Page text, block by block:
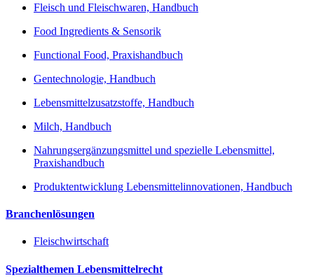
Fleisch und Fleischwaren, Handbuch
Food Ingredients & Sensorik
Functional Food, Praxishandbuch
Gentechnologie, Handbuch
Lebensmittelzusatzstoffe, Handbuch
Milch, Handbuch
Nahrungsergänzungsmittel und spezielle Lebensmittel,
Praxishandbuch
Produktentwicklung Lebensmittelinnovationen, Handbuch
Branchenlösungen
Fleischwirtschaft
Spezialthemen Lebensmittelrecht